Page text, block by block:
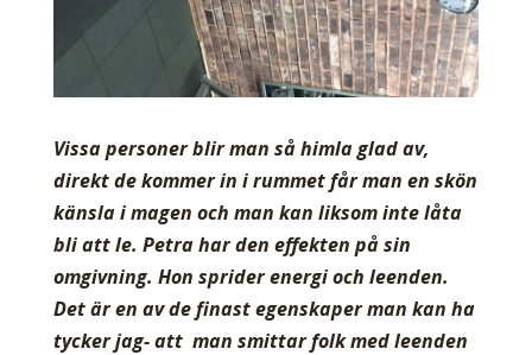
Vissa personer blir man så himla glad av,
direkt de kommer in i rummet får man en skön
känsla i magen och man kan liksom inte låta
bli att le. Petra har den effekten på sin
omgivning. Hon sprider energi och leenden.
Det är en av de finast egenskaper man kan ha
tycker jag- att man smittar folk med leenden